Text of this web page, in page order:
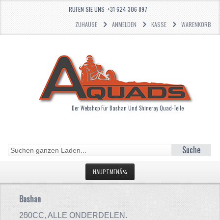
RUFEN SIE UNS :+31 624 306 897
ZUHAUSE
ANMELDEN KASSE WARENKORB
Der Webshop Für Bashan Und Shineray Quad-Teile
Suche
HAUPTMENÃ¼
KATEGORIEN
Bashan
200CC, ALLE ONDERDELEN.
Bashan
250CC. ALLE ONDERDELEN.
250CC. ALLE ONDERDELEN.